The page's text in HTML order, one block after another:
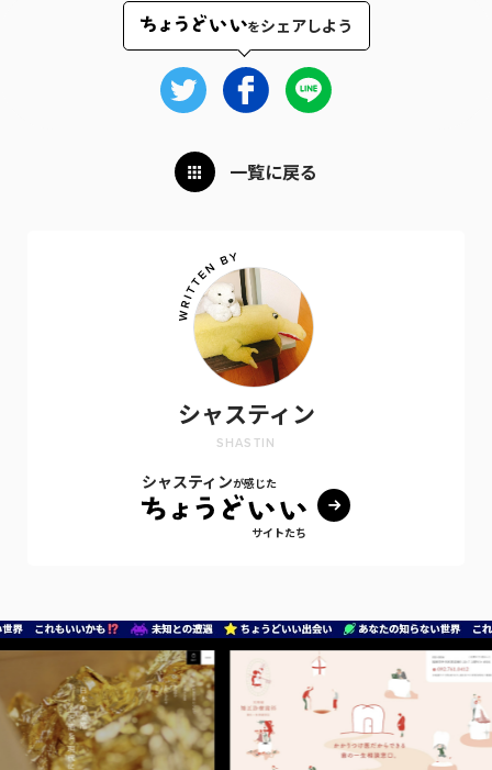
をシェアしよう
一覧に戻る
シャスティン
SHASTIN
シャスティンが感じた
サイトたち